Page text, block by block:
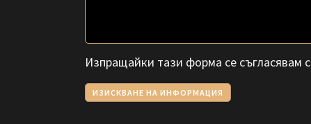
Изпращайки тази форма се съгласявам с
ИЗИСКВАНЕ НА ИНФОРМАЦИЯ